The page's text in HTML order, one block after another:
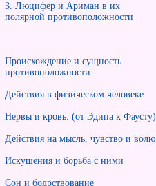
3. Люцифер и Ариман в их
полярной противоположности
Происхождение и сущность
противоположности
Действия в физическом человеке
Нервы и кровь. (от Эдипа к Фаусту)
Действия на мысль, чувство и волю
Искушения и борьба с ними
Сон и бодрствование